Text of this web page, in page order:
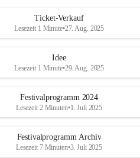
Ticket-Verkauf
Lesezeit 1 Minute•27. Aug. 2025
Idee
Lesezeit 1 Minute•29. Aug. 2025
Festivalprogramm 2024
Lesezeit 2 Minuten•1. Juli 2025
Festivalprogramm Archiv
Lesezeit 7 Minuten•3. Juli 2025